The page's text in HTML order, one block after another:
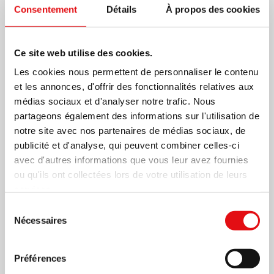
Consentement Détails À propos des cookies
Ce site web utilise des cookies.
Les cookies nous permettent de personnaliser le contenu
et les annonces, d'offrir des fonctionnalités relatives aux
médias sociaux et d'analyser notre trafic. Nous
partageons également des informations sur l'utilisation de
notre site avec nos partenaires de médias sociaux, de
publicité et d'analyse, qui peuvent combiner celles-ci
avec d'autres informations que vous leur avez fournies
ou qu'ils ont collectées lors de votre utilisation de leurs
Nécessaires
Préférences
selon des méthodes ancestrales), un cochon très
mais ils ne verront que quelques jours en 2018).
Nous emportons aussi des feuilles de
gnetum
africanum, un légume qui ressemble à l’ingrédient
d’une potion magique, et une bonne provision
depeké, une boisson traditionnelle pour la sobre
ivresse de mes frères.
dans la paroisse de Boda, une ancienne mission des
Spiritains, maintenant dirigée par les Missionnaires